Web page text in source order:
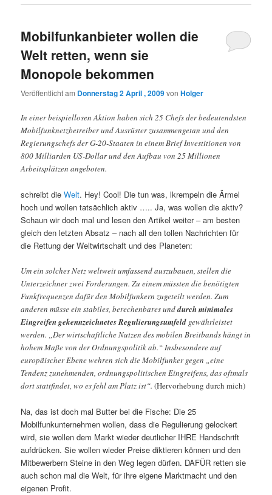
Mobilfunkanbieter wollen die
Welt retten, wenn sie
Monopole bekommen
Veröffentlicht am Donnerstag 2 April , 2009vonHolger
In einer beispiellosen Aktion haben sich 25 Chefs der bedeutendsten
Mobilfunknetzbetreiber und Ausrüster zusammengetan und den
Regierungschefs der G-20-Staaten in einem Brief Investitionen von
800 Milliarden US-Dollar und den Aufbau von 25 Millionen
Arbeitsplätzen angeboten.
schreibt dieWelt. Hey! Cool! Die tun was, lkrempeln die Ärmel
hoch und wollen tatsächlich aktiv ….. Ja, was wollen die aktiv?
Schaun wir doch mal und lesen den Artikel weiter – am besten
gleich den letzten Absatz – nach all den tollen Nachrichten für
die Rettung der Weltwirtschaft und des Planeten:
Um ein solches Netz weltweit umfassend auszubauen, stellen die
Unterzeichner zwei Forderungen. Zu einem müssten die benötigten
Funkfrequenzen dafür den Mobilfunkern zugeteilt werden. Zum
anderen müsse ein stabiles, berechenbares unddurch minimales
Eingreifen gekennzeichnetes Regulierungsumfeld gewährleistet
werden. „Der wirtschaftliche Nutzen des mobilen Breitbands hängt in
hohem Maße von der Ordnungspolitik ab.“ Insbesondere auf
europäischer Ebene wehren sich die Mobilfunker gegen „eine
Tendenz zunehmenden, ordnungspolitischen Eingreifens, das oftmals
dort stattfindet, wo es fehl am Platz ist“. (Hervorhebung durch mich)
Na, das ist doch mal Butter bei die Fische: Die 25
Mobilfunkunternehmen wollen, dass die Regulierung gelockert
wird, sie wollen dem Markt wieder deutlicher IHRE Handschrift
aufdrücken. Sie wollen wieder Preise diktieren können und den
Mitbewerbern Steine in den Weg legen dürfen. DAFÜR retten sie
auch schon mal die Welt, für ihre eigene Marktmacht und den
eigenen Profit.